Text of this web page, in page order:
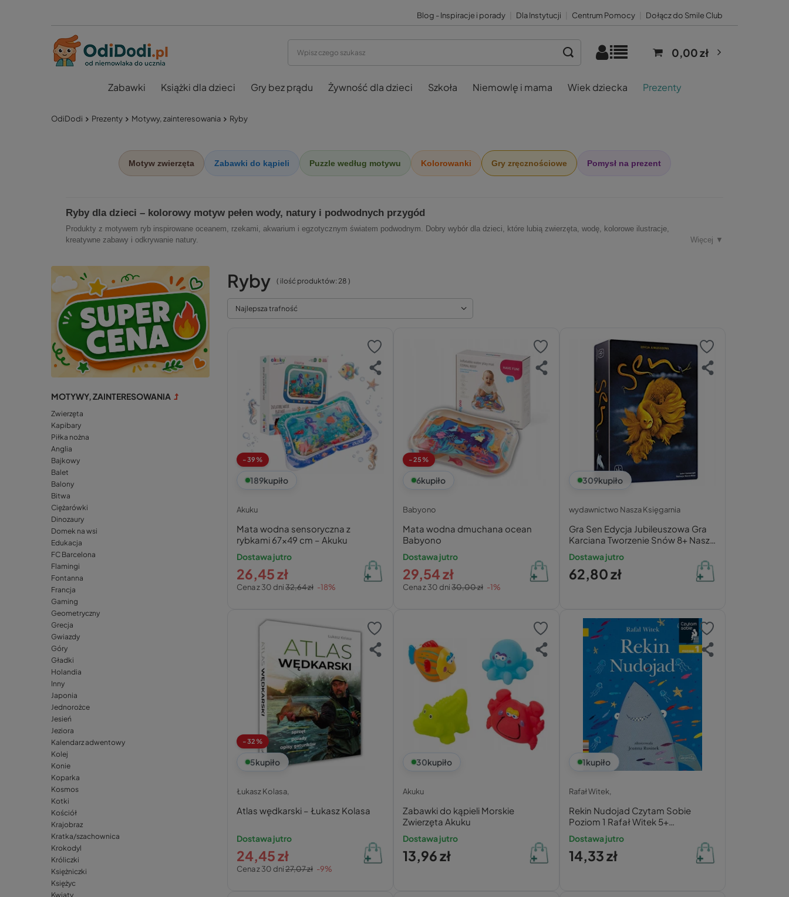
Blog - Inspiracje i porady Dla Instytucji Centrum Pomocy Dołącz do Smile Club
0,00 zł
Zabawki Książki dla dzieci Gry bez prądu Żywność dla dzieci Szkoła Niemowlę i mama Wiek dziecka Prezenty
OdiDodi Prezenty Motywy, zainteresowania Ryby
Motyw zwierzęta Zabawki do kąpieli Puzzle według motywu Kolorowanki Gry zręcznościowe Pomysł na prezent
Ryby dla dzieci – kolorowy motyw pełen wody, natury i podwodnych przygód
Produkty z motywem ryb inspirowane oceanem, rzekami, akwarium i egzotycznym światem podwodnym. Dobry wybór dla dzieci, które lubią zwierzęta, wodę, kolorowe ilustracje,
kreatywne zabawy i odkrywanie natury.
Więcej ▼
MOTYWY, ZAINTERESOWANIA
Zwierzęta
Kapibary
Piłka nożna
Anglia
Bajkowy
Balet
Balony
Bitwa
Ciężarówki
Dinozaury
Domek na wsi
Edukacja
FC Barcelona
Flamingi
Fontanna
Francja
Gaming
Geometryczny
Grecja
Gwiazdy
Góry
Gładki
Holandia
Inny
Japonia
Jednorożce
Jesień
Jeziora
Kalendarz adwentowy
Kolej
Konie
Koparka
Kosmos
Kotki
Kościół
Krajobraz
Kratka/szachownica
Krokodyl
Króliczki
Księżniczki
Księżyc
Kwiaty
Ryby ( ilość produktów: 28 )
Najlepsza trafność
-39%
189kupiło
Akuku
Mata wodna sensoryczna z
rybkami 67x49 cm – Akuku
Dostawa jutro
Cena z 30 dni32,64 zł -18%
26,45 zł
-25%
6kupiło
Babyono
Mata wodna dmuchana ocean
Babyono
Dostawa jutro
Cena z 30 dni30,00 zł -1%
29,54 zł
309kupiło
wydawnictwo Nasza Księgarnia
Gra Sen Edycja Jubileuszowa Gra
Karciana Tworzenie Snów 8+ Nasza
Księgarnia
Dostawa jutro
62,80 zł
-32%
5kupiło
Łukasz Kolasa,
Atlas wędkarski – Łukasz Kolasa
Dostawa jutro
Cena z 30 dni27,07 zł -9%
24,45 zł
30kupiło
Akuku
Zabawki do kąpieli Morskie
Zwierzęta Akuku
Dostawa jutro
13,96 zł
1kupiło
Rafał Witek,
Rekin Nudojad Czytam Sobie
Poziom 1 Rafał Witek 5+
HarperKids
Dostawa jutro
14,33 zł